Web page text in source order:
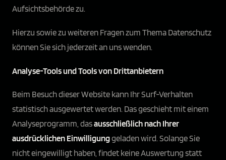
Aufsichtsbehörde zu.
Hierzu sowie zu weiteren Fragen zum Thema Datenschutz
können Sie sich jederzeit an uns wenden.
Analyse-Tools und Tools von Dritt­anbietern
Beim Besuch dieser Website kann Ihr Surf-Verhalten
statistisch ausgewertet werden. Das geschieht mit einem
Analyseprogramm, dasausschließlich nach Ihrer
ausdrücklichen Einwilligunggeladen wird. Solange Sie
nicht eingewilligt haben, findet keine Auswertung statt